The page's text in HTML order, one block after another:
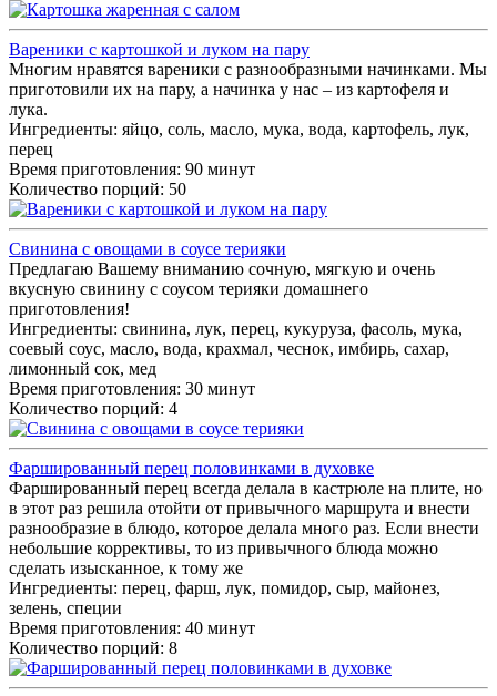
Вареники с картошкой и луком на пару
Многим нравятся вареники с разнообразными начинками. Мы
приготовили их на пару, а начинка у нас – из картофеля и
лука.
Ингредиенты: яйцо, соль, масло, мука, вода, картофель, лук,
перец
Время приготовления: 90 минут
Количество порций: 50
Свинина с овощами в соусе терияки
Предлагаю Вашему вниманию сочную, мягкую и очень
вкусную свинину с соусом терияки домашнего
приготовления!
Ингредиенты: свинина, лук, перец, кукуруза, фасоль, мука,
соевый соус, масло, вода, крахмал, чеснок, имбирь, сахар,
лимонный сок, мед
Время приготовления: 30 минут
Количество порций: 4
Фаршированный перец половинками в духовке
Фаршированный перец всегда делала в кастрюле на плите, но
в этот раз решила отойти от привычного маршрута и внести
разнообразие в блюдо, которое делала много раз. Если внести
небольшие коррективы, то из привычного блюда можно
сделать изысканное, к тому же
Ингредиенты: перец, фарш, лук, помидор, сыр, майонез,
зелень, специи
Время приготовления: 40 минут
Количество порций: 8